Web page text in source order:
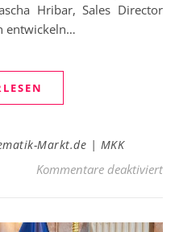
Hribar, Sales Director
entwickeln…
Markt.de | MKK
Kommentare deaktiviertfür